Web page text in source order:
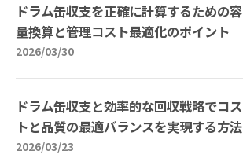
ドラム缶収支を正確に計算するための容
量換算と管理コスト最適化のポイント
2026/03/30
ドラム缶収支と効率的な回収戦略でコス
トと品質の最適バランスを実現する方法
2026/03/23